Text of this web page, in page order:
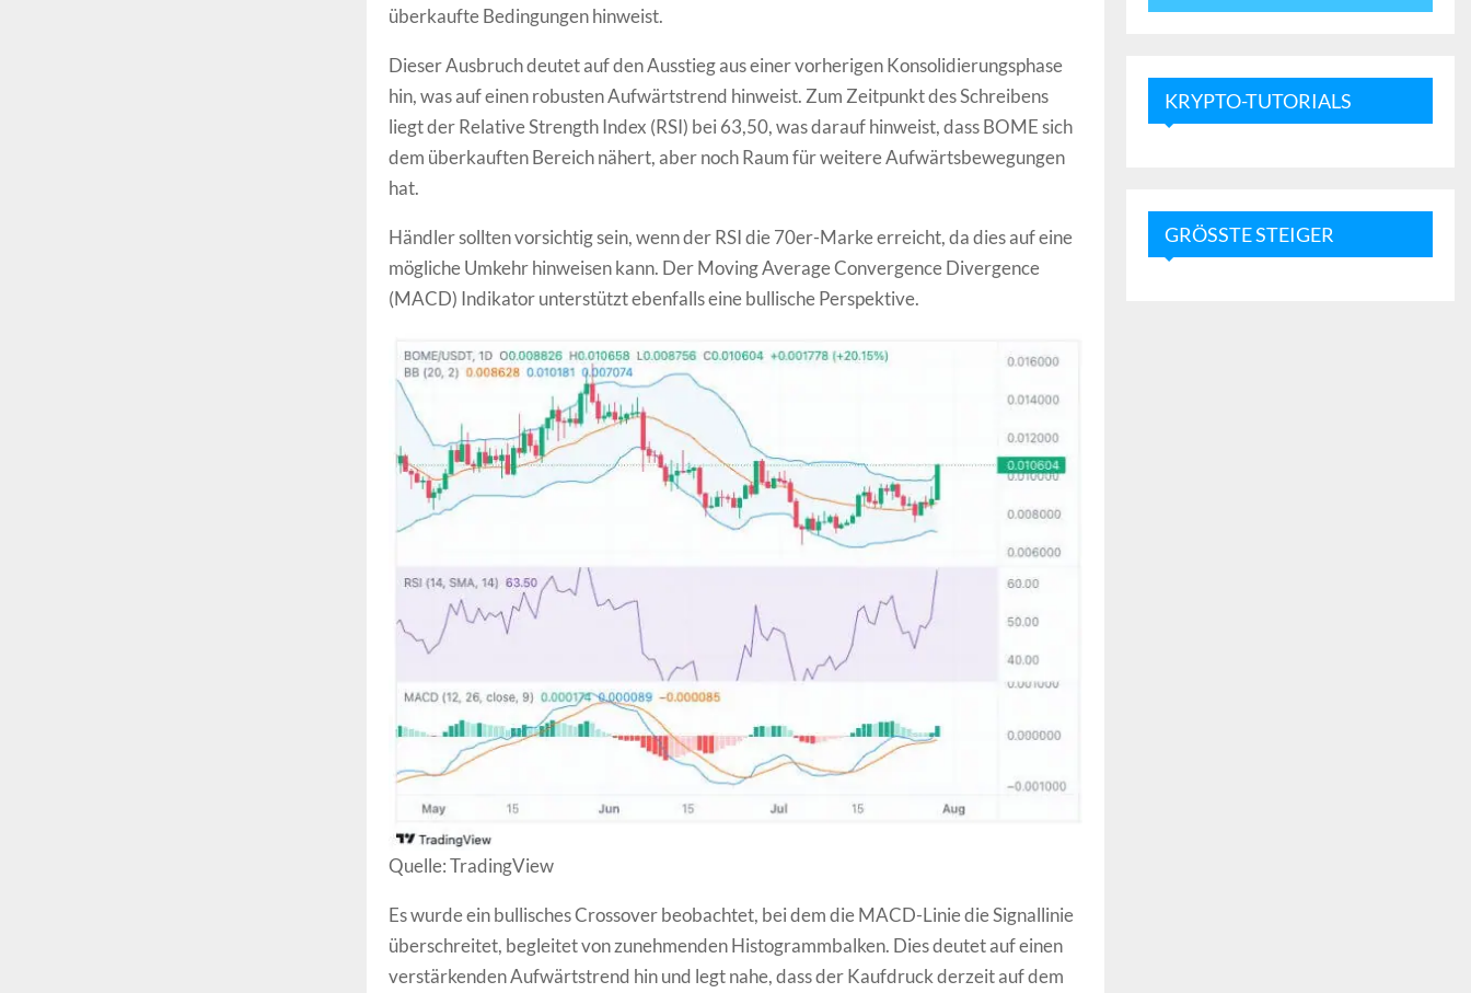
überkaufte Bedingungen hinweist.
Dieser Ausbruch deutet auf den Ausstieg aus einer vorherigen Konsolidierungsphase
hin, was auf einen robusten Aufwärtstrend hinweist. Zum Zeitpunkt des Schreibens
liegt der Relative Strength Index (RSI) bei 63,50, was darauf hinweist, dass BOME sich
dem überkauften Bereich nähert, aber noch Raum für weitere Aufwärtsbewegungen
hat.
Händler sollten vorsichtig sein, wenn der RSI die 70er-Marke erreicht, da dies auf eine
mögliche Umkehr hinweisen kann. Der Moving Average Convergence Divergence
(MACD) Indikator unterstützt ebenfalls eine bullische Perspektive.
Quelle: TradingView
Es wurde ein bullisches Crossover beobachtet, bei dem die MACD-Linie die Signallinie
überschreitet, begleitet von zunehmenden Histogrammbalken. Dies deutet auf einen
verstärkenden Aufwärtstrend hin und legt nahe, dass der Kaufdruck derzeit auf dem
KRYPTO-TUTORIALS
GRÖSSTE STEIGER